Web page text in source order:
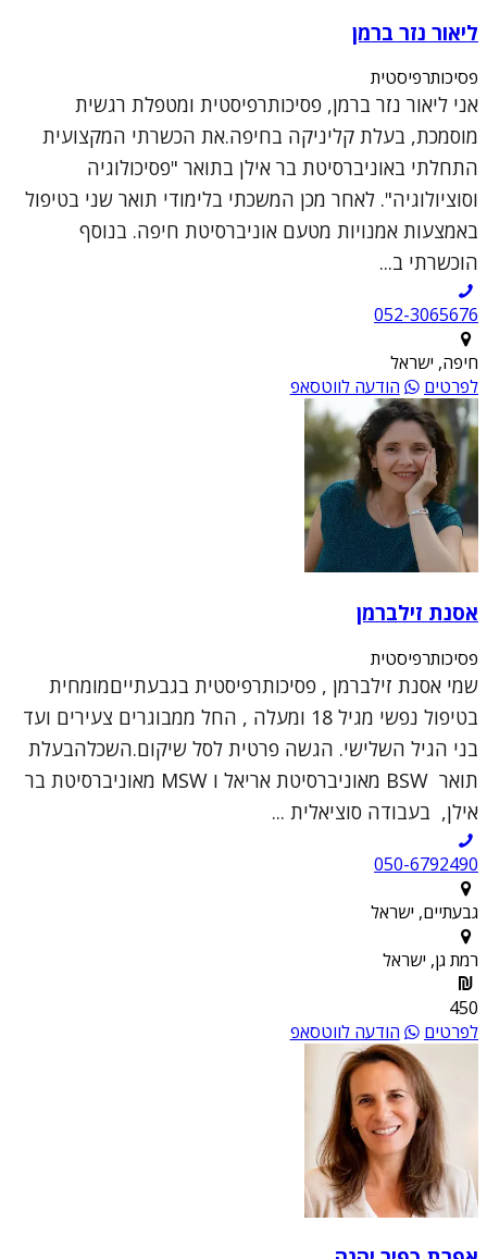
ליאור נזר ברמן
פסיכותרפיסטית
אני ליאור נזר ברמן, פסיכותרפיסטית ומטפלת רגשית
מוסמכת, בעלת קליניקה בחיפה.את הכשרתי המקצועית
התחלתי באוניברסיטת בר אילן בתואר "פסיכולוגיה
וסוציולוגיה". לאחר מכן המשכתי בלימודי תואר שני בטיפול
באמצעות אמנויות מטעם אוניברסיטת חיפה. בנוסף
הוכשרתי ב...
052-3065676
חיפה, ישראל
לפרטים
הודעה לווטסאפ
אסנת זילברמן
פסיכותרפיסטית
שמי אסנת זילברמן , פסיכותרפיסטית בגבעתייםמומחית
בטיפול נפשי מגיל 18 ומעלה , החל ממבוגרים צעירים ועד
בני הגיל השלישי. הגשה פרטית לסל שיקום.השכלהבעלת
תואר BSW מאוניברסיטת אריאל ו MSW מאוניברסיטת בר
אילן, בעבודה סוציאלית ...
050-6792490
גבעתיים, ישראל
רמת גן, ישראל
450
לפרטים
הודעה לווטסאפ